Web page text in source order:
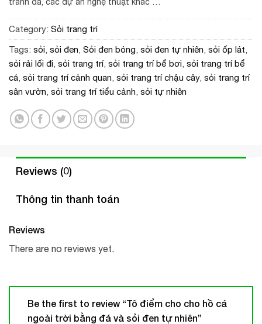
Category: Sỏi trang trí
Tags: sỏi, sỏi đen, Sỏi đen bóng, sỏi đen tự nhiên, sỏi ốp lát,
sỏi rải lối đi, sỏi trang trí, sỏi trang trí bể bơi, sỏi trang trí bể
cá, sỏi trang trí cảnh quan, sỏi trang trí chậu cây, sỏi trang trí
sân vườn, sỏi trang trí tiểu cảnh, sỏi tự nhiên
Reviews (0)
Thông tin thanh toán
Reviews
There are no reviews yet.
Be the first to review “Tô điểm cho cho hồ cá
ngoài trời bằng đá và sỏi đen tự nhiên”